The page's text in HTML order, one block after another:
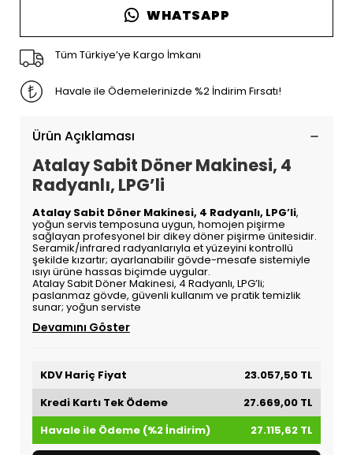
WHATSAPP
Tüm Türkiye’ye Kargo İmkanı
Havale ile Ödemelerinizde %2 İndirim Fırsatı!
Ürün Açıklaması
Atalay Sabit Döner Makinesi, 4
Radyanlı, LPG’li
Atalay Sabit Döner Makinesi, 4 Radyanlı, LPG’li,
yoğun servis temposuna uygun, homojen pişirme
sağlayan profesyonel bir dikey döner pişirme ünitesidir.
Seramik/infrared radyanlarıyla et yüzeyini kontrollü
şekilde kızartır; ayarlanabilir gövde-mesafe sistemiyle
ısıyı ürüne hassas biçimde uygular.
Atalay Sabit Döner Makinesi, 4 Radyanlı, LPG’li;
paslanmaz gövde, güvenli kullanım ve pratik temizlik
sunar; yoğun serviste
Devamını Göster
KDV Hariç Fiyat
23.057,50 TL
Kredi Kartı Tek Ödeme
27.669,00 TL
Havale ile Ödeme (%2 İndirim)
27.115,62 TL